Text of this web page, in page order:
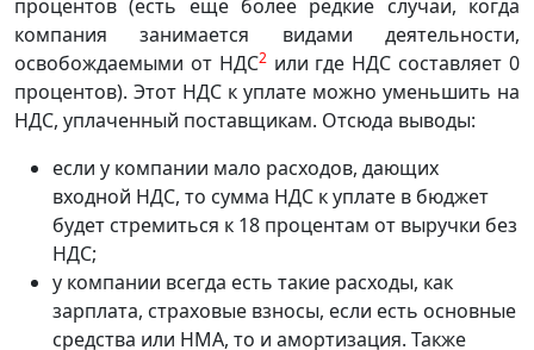
процентов (есть еще более редкие случаи, когда
компания занимается видами деятельности,
освобождаемыми от НДС2или где НДС составляет 0
процентов). Этот НДС к уплате можно уменьшить на
НДС, уплаченный поставщикам. Отсюда выводы:
если у компании мало расходов, дающих
входной НДС, то сумма НДС к уплате в бюджет
будет стремиться к 18 процентам от выручки без
НДС;
у компании всегда есть такие расходы, как
зарплата, страховые взносы, если есть основные
средства или НМА, то и амортизация. Также